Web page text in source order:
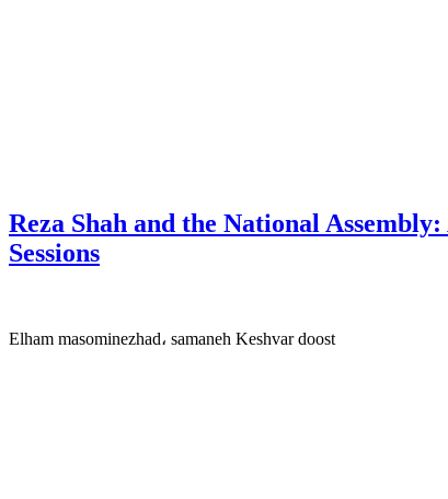
Reza Shah and the National
Sessions
Elham masominezhad، samaneh Keshvar doost